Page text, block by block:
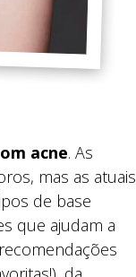
acne. As
mas as atuais
de base
que ajudam a